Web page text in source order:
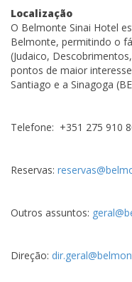
Localização
O Belmonte Sinai Hotel
Belmonte, permitindo o
(Judaico,
pontos de maior
Santiago e a Sinagoga
Telefone: +351 275 910
Reservas:
Outros assuntos:
Direção: